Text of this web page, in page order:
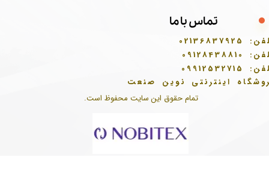
تمام حقوق این سایت محفوظ است.
تماس با ما
02136837925
09128438810
09912532715
اینترنتی نوین صنعت